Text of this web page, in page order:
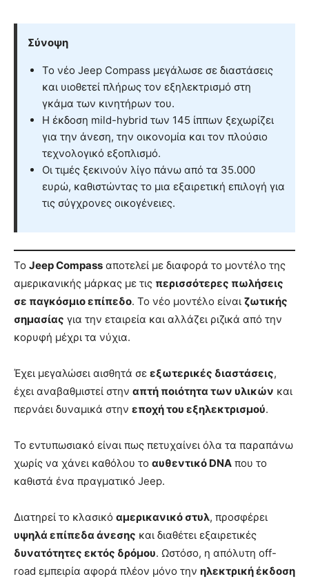
Σύνοψη
Το νέο Jeep Compass μεγάλωσε σε διαστάσεις
και υιοθετεί πλήρως τον εξηλεκτρισμό στη
γκάμα των κινητήρων του.
Η έκδοση mild-hybrid των 145 ίππων ξεχωρίζει
για την άνεση, την οικονομία και τον πλούσιο
τεχνολογικό εξοπλισμό.
Οι τιμές ξεκινούν λίγο πάνω από τα 35.000
ευρώ, καθιστώντας το μια εξαιρετική επιλογή για
τις σύγχρονες οικογένειες.
Το Jeep Compass αποτελεί με διαφορά το μοντέλο της
αμερικανικής μάρκας με τις περισσότερες πωλήσεις
σε παγκόσμιο επίπεδο. Το νέο μοντέλο είναι ζωτικής
σημασίας για την εταιρεία και αλλάζει ριζικά από την
κορυφή μέχρι τα νύχια.
Έχει μεγαλώσει αισθητά σε εξωτερικές διαστάσεις,
έχει αναβαθμιστεί στην απτή ποιότητα των υλικών και
περνάει δυναμικά στην εποχή του εξηλεκτρισμού.
Το εντυπωσιακό είναι πως πετυχαίνει όλα τα παραπάνω
χωρίς να χάνει καθόλου το αυθεντικό DNA που το
καθιστά ένα πραγματικό Jeep.
Διατηρεί το κλασικό αμερικανικό στυλ, προσφέρει
υψηλά επίπεδα άνεσης και διαθέτει εξαιρετικές
δυνατότητες εκτός δρόμου. Ωστόσο, η απόλυτη off-
road εμπειρία αφορά πλέον μόνο την ηλεκτρική έκδοση